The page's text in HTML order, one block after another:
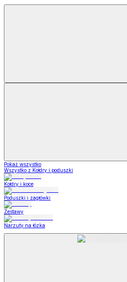
Pokaż wszystko
Wszystko z Kołdry i poduszki
Kołdry i koce
Poduszki i zagłówki
Zestawy
Narzuty na łózka